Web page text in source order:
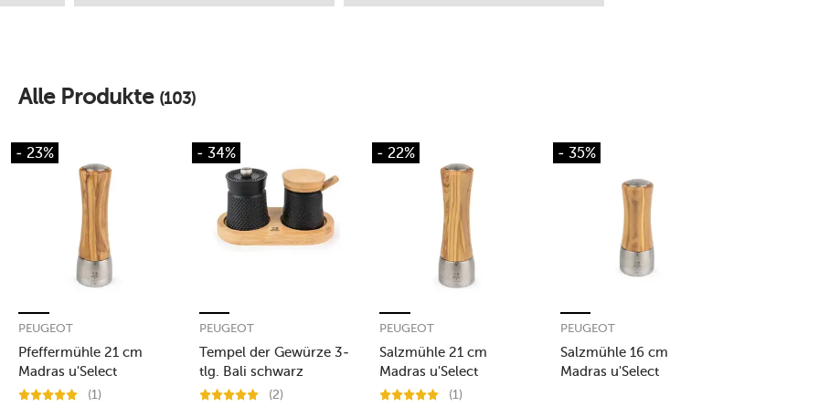
Alle Produkte (103)
- 23%
Pfeffermühle 21 cm
Madras u'Select
Olivenholz
PEUGEOT
(1)
- 34%
Tempel der Gewürze 3-
tlg. Bali schwarz
PEUGEOT
(2)
- 22%
Salzmühle 21 cm
Madras u'Select
Olivenholz
PEUGEOT
(1)
- 35%
Salzmühle 16 cm
Madras u'Select
PEUGEOT